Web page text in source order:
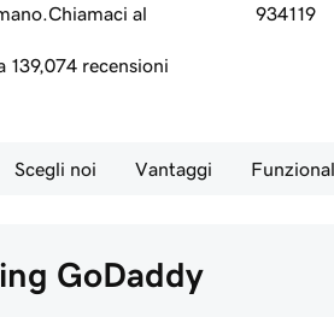
Chiamaci al
934119
139,074 recensioni
Scegli noi Vantaggi
GoDaddy